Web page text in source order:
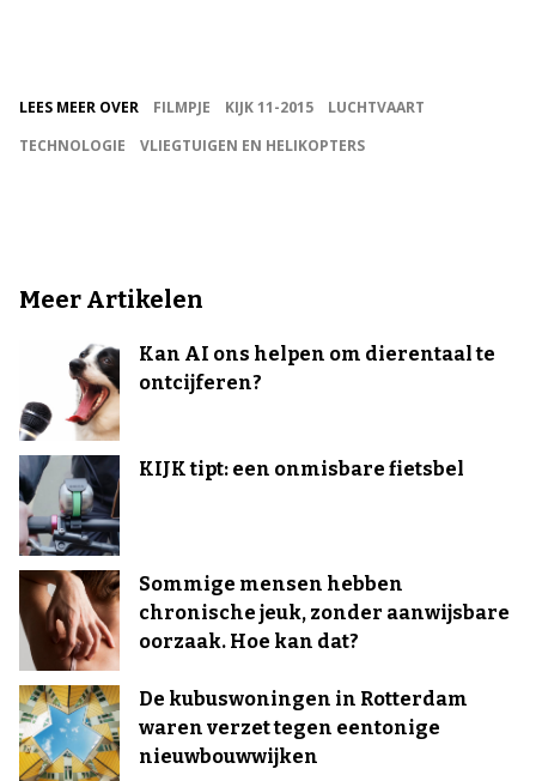
LEES MEER OVER FILMPJE KIJK 11-2015
LUCHTVAART
TECHNOLOGIE
VLIEGTUIGEN EN HELIKOPTERS
Meer Artikelen
Kan AI ons helpen om dierentaal te
ontcijferen?
KIJK tipt: een onmisbare fietsbel
Sommige mensen hebben
chronische jeuk, zonder aanwijsbare
oorzaak. Hoe kan dat?
De kubuswoningen in Rotterdam
waren verzet tegen eentonige
nieuwbouwwijken